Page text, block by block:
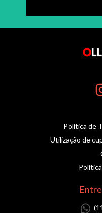
Política de
Utilização de